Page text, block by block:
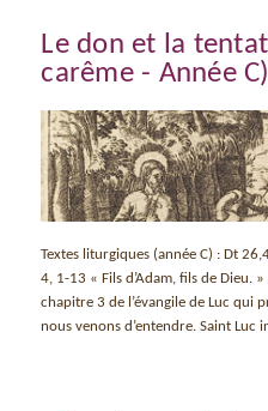
Le don et la
carême - Année C)
Textes liturgiques (année C) : Dt
4, 1-13 « Fils d’Adam, fils de Dieu.
chapitre 3 de l’évangile de Luc qui
nous venons d’entendre. Saint